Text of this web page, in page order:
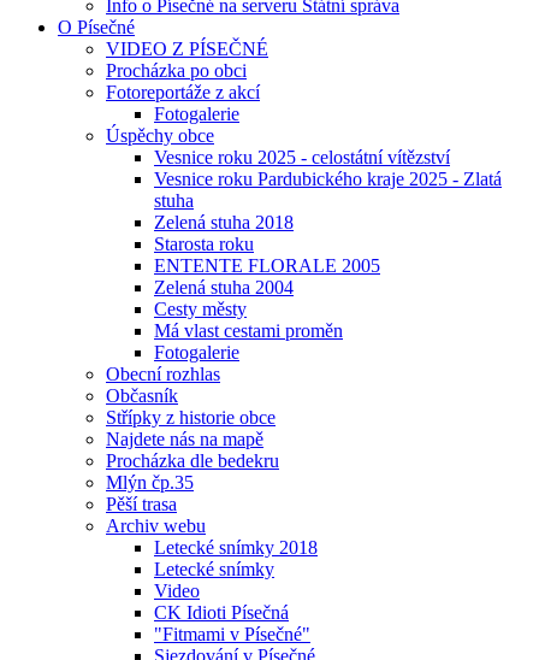
Info o Písečné na serveru Státní správa
O Písečné
VIDEO Z PÍSEČNÉ
Procházka po obci
Fotoreportáže z akcí
Fotogalerie
Úspěchy obce
Vesnice roku 2025 - celostátní vítězství
Vesnice roku Pardubického kraje 2025 - Zlatá
stuha
Zelená stuha 2018
Starosta roku
ENTENTE FLORALE 2005
Zelená stuha 2004
Cesty městy
Má vlast cestami proměn
Fotogalerie
Obecní rozhlas
Občasník
Střípky z historie obce
Najdete nás na mapě
Procházka dle bedekru
Mlýn čp.35
Pěší trasa
Archiv webu
Letecké snímky 2018
Letecké snímky
Video
CK Idioti Písečná
"Fitmami v Písečné"
Sjezdování v Písečné